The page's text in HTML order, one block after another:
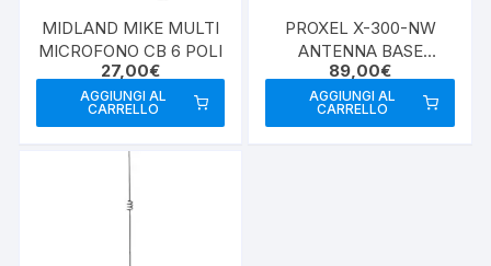
MIDLAND MIKE MULTI
MICROFONO CB 6 POLI
27,00€
AGGIUNGI AL
CARRELLO
PROXEL X-300-NW
ANTENNA BASE
VHF/UHF
89,00€
AGGIUNGI AL
CARRELLO